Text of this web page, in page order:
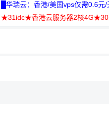
█华瑞云：香港/美国vps仅需0.6元/
★31idc★香港云服务器2核4G★30